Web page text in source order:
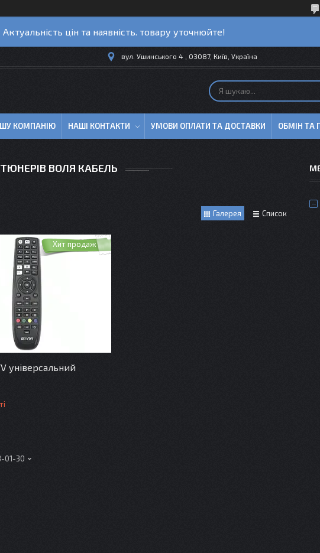
Актуальність цін та наявність. товару уточнюйте!
вул. Ушинського 4 , 03087, Київ, Україна
КОМПАНІЮ НАШІ КОНТАКТИ УМОВИ ОПЛАТИ ТА ДОСТАВКИ ОБМІН ТА
ВОЛЯ КАБЕЛЬ
Галерея Список
Хит продаж
універсальний
01-30